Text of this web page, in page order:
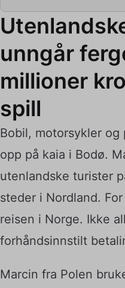
unngår
millioner
spill
Bobil, motorsykler
opp på kaia i Bodø.
utenlandske turister
steder i Nordland.
reisen i Norge. Ikke
forhåndsinnstilt
Marcin fra Polen